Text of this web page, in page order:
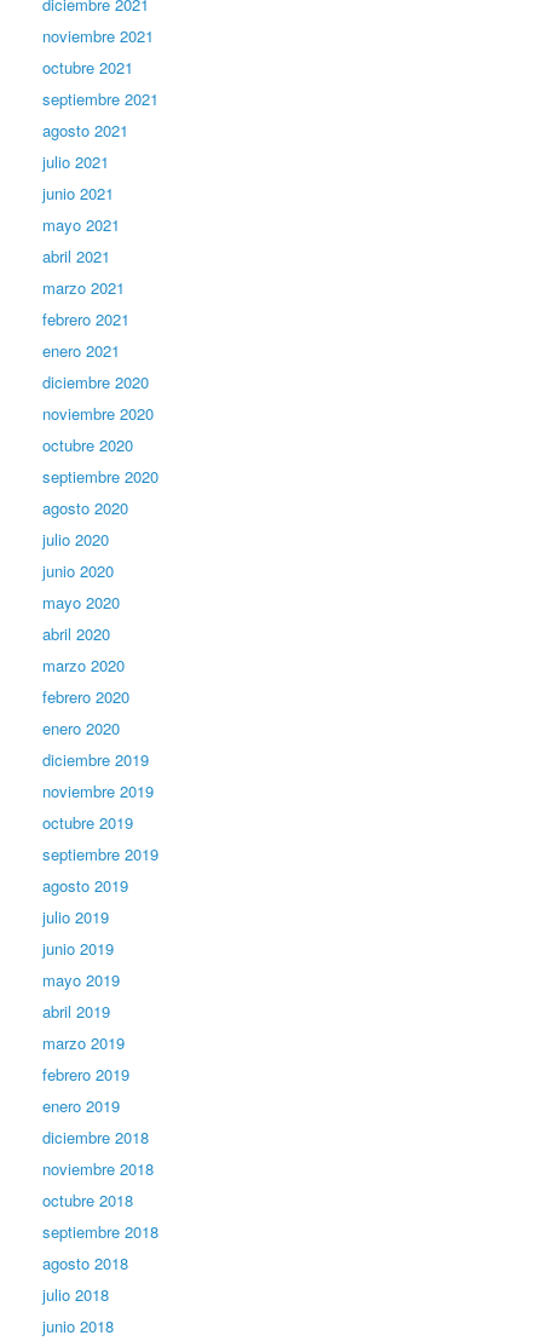
noviembre 2021
octubre 2021
septiembre 2021
agosto 2021
julio 2021
junio 2021
mayo 2021
abril 2021
marzo 2021
febrero 2021
enero 2021
diciembre 2020
noviembre 2020
octubre 2020
septiembre 2020
agosto 2020
julio 2020
junio 2020
mayo 2020
abril 2020
marzo 2020
febrero 2020
enero 2020
diciembre 2019
noviembre 2019
octubre 2019
septiembre 2019
agosto 2019
julio 2019
junio 2019
mayo 2019
abril 2019
marzo 2019
febrero 2019
enero 2019
diciembre 2018
noviembre 2018
octubre 2018
septiembre 2018
agosto 2018
julio 2018
junio 2018